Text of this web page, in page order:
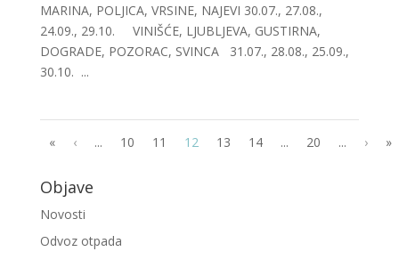
MARINA, POLJICA, VRSINE, NAJEVI 30.07., 27.08.,
24.09., 29.10. VINIŠĆE, LJUBLJEVA, GUSTIRNA,
DOGRADE, POZORAC, SVINCA 31.07., 28.08., 25.09.,
30.10. ...
« ‹ ... 10 11 12 13 14 ... 20 ... › »
Objave
Novosti
Odvoz otpada